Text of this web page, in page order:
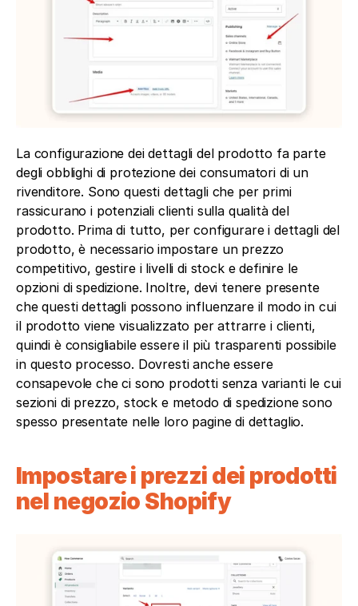
La configurazione dei dettagli del prodotto fa parte
degli obblighi di protezione dei consumatori di un
rivenditore. Sono questi dettagli che per primi
rassicurano i potenziali clienti sulla qualità del
prodotto. Prima di tutto, per configurare i dettagli del
prodotto, è necessario impostare un prezzo
competitivo, gestire i livelli di stock e definire le
opzioni di spedizione. Inoltre, devi tenere presente
che questi dettagli possono influenzare il modo in cui
il prodotto viene visualizzato per attrarre i clienti,
quindi è consigliabile essere il più trasparenti possibile
in questo processo. Dovresti anche essere
consapevole che ci sono prodotti senza varianti le cui
sezioni di prezzo, stock e metodo di spedizione sono
spesso presentate nelle loro pagine di dettaglio.
Impostare i prezzi dei prodotti
nel negozio Shopify